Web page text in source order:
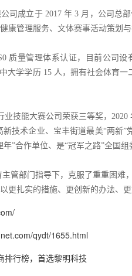
司成立于 2017 年 3 月，公司总
康管理服务、文体赛事活动策划与
质量管理体系认证，目前公司
大学学历 15 人，拥有社会体育
业技能大赛公司荣获三等奖，
新技术企业、宝丰街道最美“两新
”合作单位、是“冠军之路”全国组
管部门指导下，克服了重重困
更扎实的措施、更创新的办法、
qydt/1655.html
排行榜，首选黎明科技